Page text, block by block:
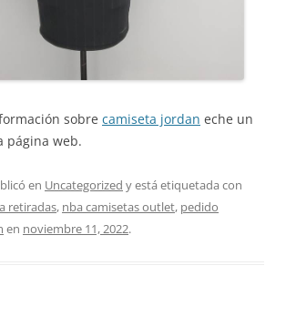
sobre camiseta jordan eche un
página web.
en Uncategorized y está etiquetada con
retiradas, nba camisetas outlet, pedido
en noviembre 11, 2022.